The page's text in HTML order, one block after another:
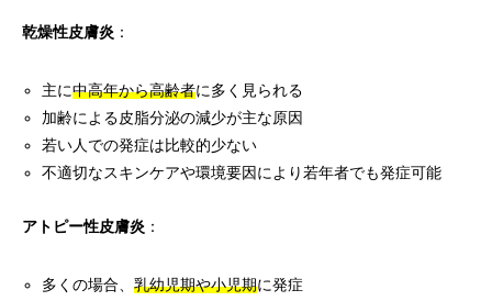
乾燥性皮膚炎 ：
主に中高年から高齢者に多く見られる
加齢による皮脂分泌の減少が主な原因
若い人での発症は比較的少ない
不適切なスキンケアや環境要因により若年者でも発症可能
アトピー性皮膚炎 ：
多くの場合、乳幼児期や小児期に発症